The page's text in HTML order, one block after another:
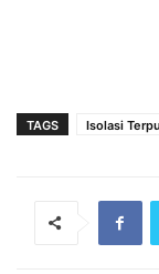
TAGS Isolasi